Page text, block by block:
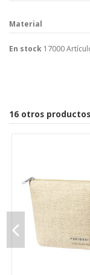
Material
En stock 17000
16 otros